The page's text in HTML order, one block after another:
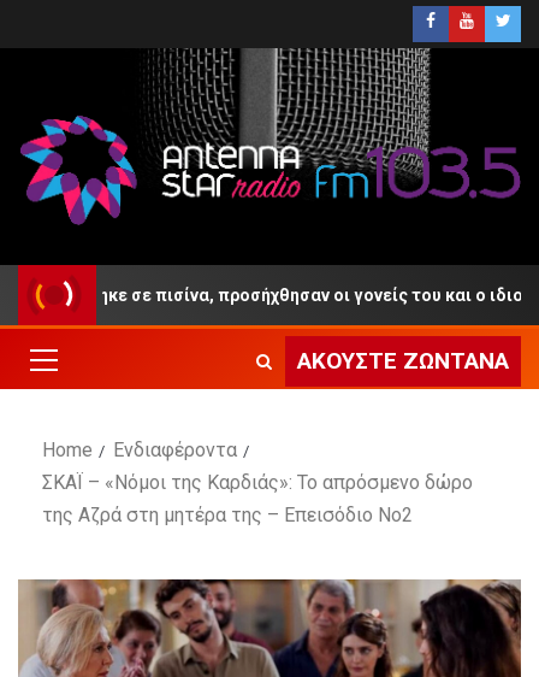
σε πισίνα, προσήχθησαν οι γονείς του και ο ιδιοκτήτης
ΑΚΟΎΣΤΕ ΖΩΝΤΑΝΆ
Home
Ενδιαφέροντα
ΣΚΑΪ – «Νόμοι της Καρδιάς»: Το απρόσμενο δώρο
της Αζρά στη μητέρα της – Επεισόδιο Νο2